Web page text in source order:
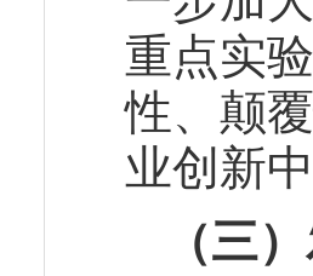
重点实
性、颠
业创新
（三